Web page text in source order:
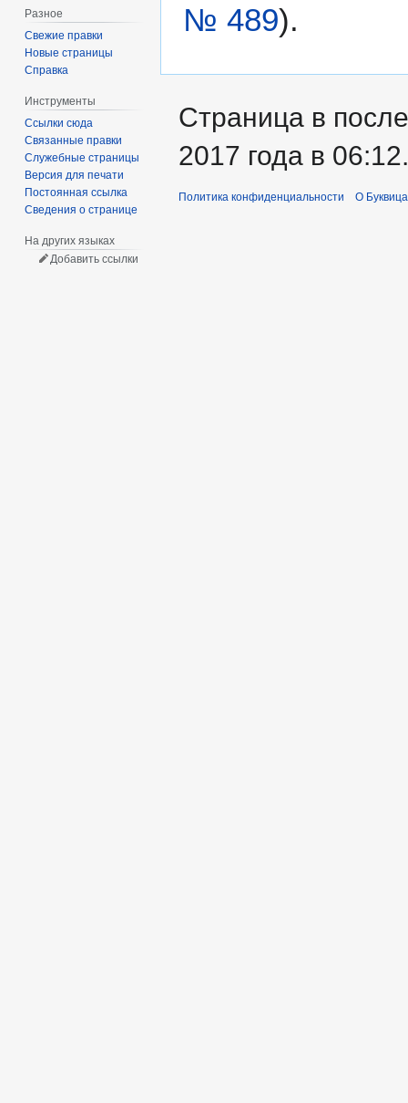
№ 489).
Разное
Свежие правки
Новые страницы
Справка
Инструменты
Ссылки сюда
Связанные правки
Служебные страницы
Версия для печати
Постоянная ссылка
Сведения о странице
На других языках
Добавить ссылки
Страница в
2017 года в 06:12.
Политика конфиденциальности О Буквица